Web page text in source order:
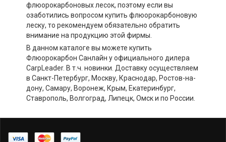
флюорокарбоновых лесок, поэтому если вы
озаботились вопросом купить флюорокарбоновую
леску, то рекомендуем обязательно обратить
внимание на продукцию этой фирмы.
В данном каталоге вы можете купить
Флюорокарбон Санлайн у официального дилера
CarpLeader. В т.ч. новинки. Доставку осуществляем
в Санкт-Петербург, Москву, Краснодар, Ростов-на-
дону, Самару, Воронеж, Крым, Екатеринбург,
Ставрополь, Волгоград, Липецк, Омск и по России.